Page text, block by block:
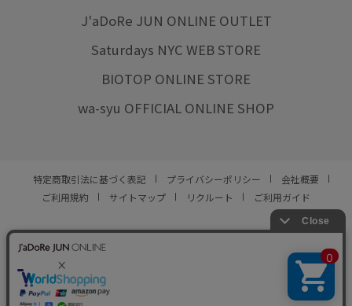
J'aDoRe JUN ONLINE OUTLET
Saturdays NYC WEB STORE
BIOTOP ONLINE STORE
wa-syu OFFICIAL ONLINE SHOP
特定商取引法に基づく表記 プライバシーポリシー
会社概要
ご利用規約
サイトマップ リクルート ご利用ガイド
© JUN CO.,LTD. ALL RIGHTS RESERVED.